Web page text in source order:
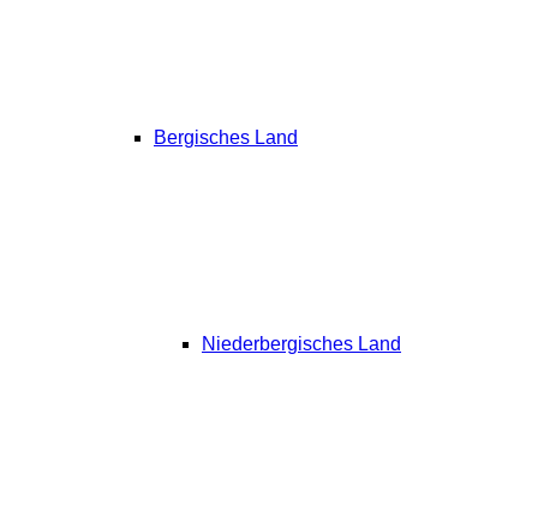
Bergisches Land
Niederbergisches Land